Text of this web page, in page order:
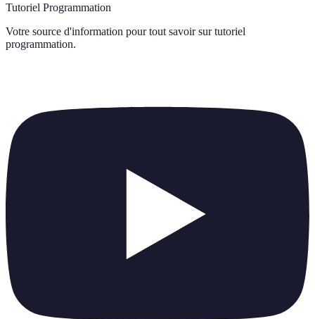
Tutoriel Programmation
Votre source d'information pour tout savoir sur tutoriel
programmation.